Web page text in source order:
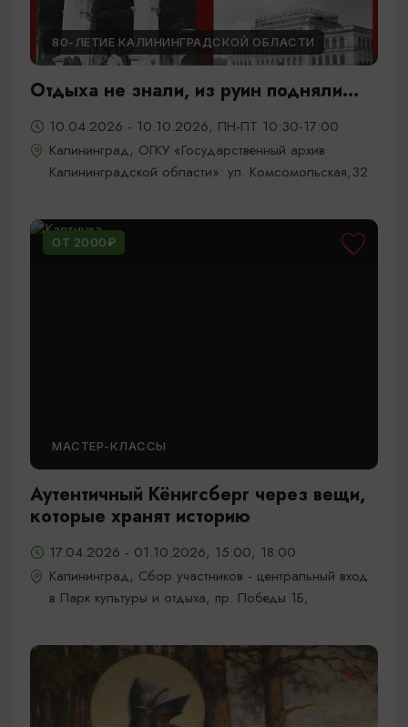
80-ЛЕТИЕ КАЛИНИНГРАДСКОЙ ОБЛАСТИ
Отдыха не знали, из руин подняли...
10.04.2026 - 10.10.2026, ПН-ПТ 10:30-17:00
Калининград, ОГКУ «Государственный архив
Калининградской области»: ул. Комсомольская,32.
ОТ 2000₽
МАСТЕР-КЛАССЫ
Аутентичный Кёнигсберг через вещи,
которые хранят историю
17.04.2026 - 01.10.2026, 15:00, 18:00
Калининград, Сбор участников - центральный вход
в Парк культуры и отдыха, пр. Победы 1Б,